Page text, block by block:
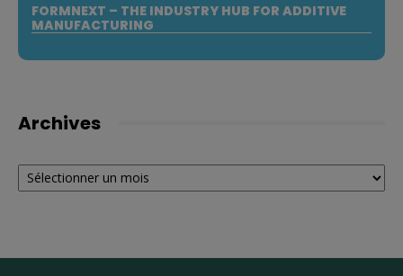
FORMNEXT – THE INDUSTRY HUB FOR ADDITIVE
MANUFACTURING
Archives
Archives